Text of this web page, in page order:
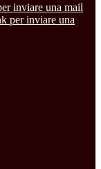
inviare una mail
per inviare una